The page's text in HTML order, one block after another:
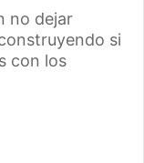
no dejar
si
con los